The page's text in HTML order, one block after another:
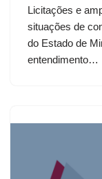
Licitações e
situações de
do Estado de
entendimento…